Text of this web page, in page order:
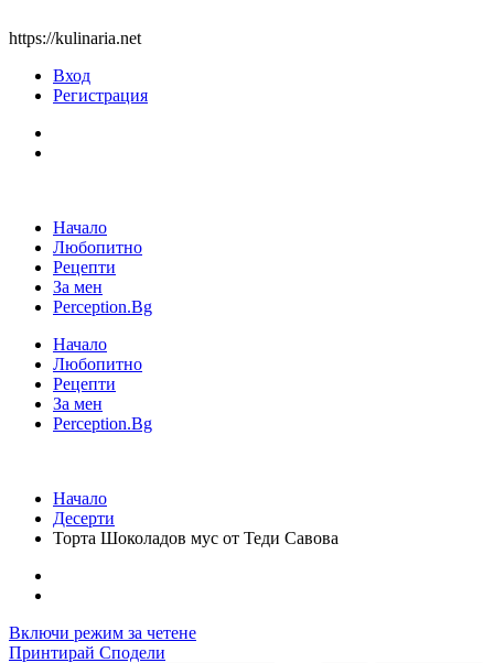
https://kulinaria.net
Вход
Регистрация
Начало
Любопитно
Рецепти
За мен
Perception.Bg
Начало
Любопитно
Рецепти
За мен
Perception.Bg
Начало
Десерти
Торта Шоколадов мус от Теди Савова
Включи режим за четене
Принтирай Сподели